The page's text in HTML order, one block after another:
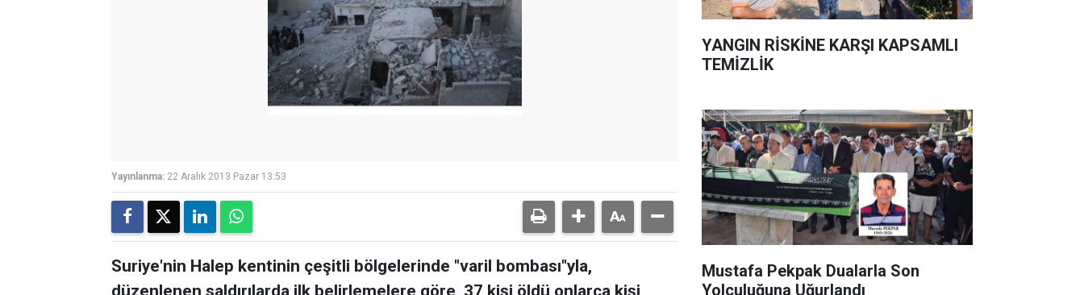
Yayınlanma: 22 Aralık 2013 Pazar 13:53
Suriye'nin Halep kentinin çeşitli bölgelerinde "varil bombası"yla,
düzenlenen saldırılarda ilk belirlemelere göre, 37 kişi öldü onlarca kişi
YANGIN RİSKİNE KARŞI KAPSAMLI
TEMİZLİK
Mustafa Pekpak Dualarla Son
Yolculuğuna Uğurlandı